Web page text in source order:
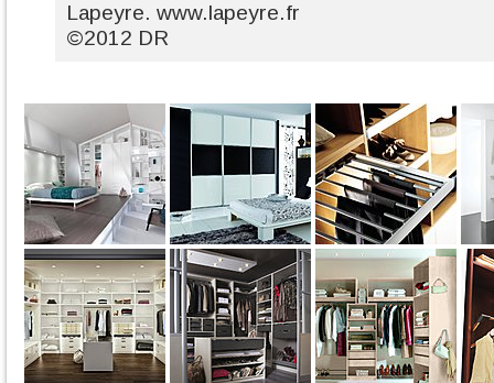
Lapeyre. www.lapeyre.fr
©2012 DR